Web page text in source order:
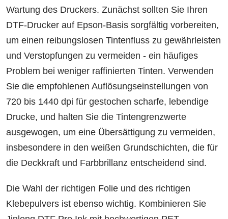
Wartung des Druckers. Zunächst sollten Sie Ihren
DTF-Drucker auf Epson-Basis sorgfältig vorbereiten,
um einen reibungslosen Tintenfluss zu gewährleisten
und Verstopfungen zu vermeiden - ein häufiges
Problem bei weniger raffinierten Tinten. Verwenden
Sie die empfohlenen Auflösungseinstellungen von
720 bis 1440 dpi für gestochen scharfe, lebendige
Drucke, und halten Sie die Tintengrenzwerte
ausgewogen, um eine Übersättigung zu vermeiden,
insbesondere in den weißen Grundschichten, die für
die Deckkraft und Farbbrillanz entscheidend sind.
Die Wahl der richtigen Folie und des richtigen
Klebepulvers ist ebenso wichtig. Kombinieren Sie